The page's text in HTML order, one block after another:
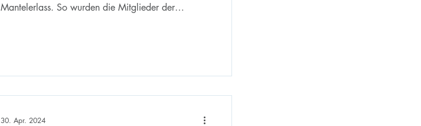
Mantelerlass. So wurden die Mitglieder der
30. Apr. 2024